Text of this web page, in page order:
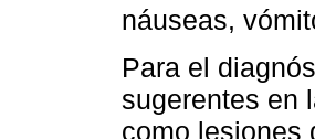
náuseas,
Para el
sugerentes en
como lesiones